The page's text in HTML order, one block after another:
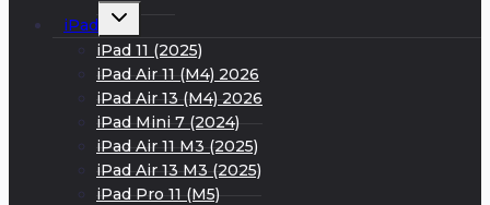
iPad
Развернуть
меню
iPad 11 (2025)
iPad Air 11 (M4) 2026
iPad Air 13 (M4) 2026
iPad Mini 7 (2024)
iPad Air 11 M3 (2025)
iPad Air 13 M3 (2025)
iPad Pro 11 (M5)